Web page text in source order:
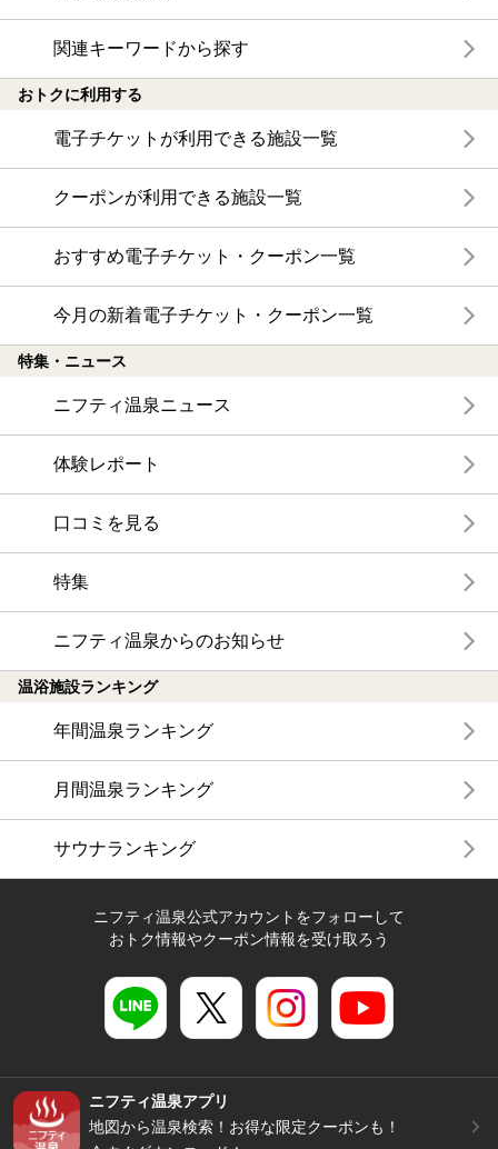
関連キーワードから探す
おトクに利用する
電子チケットが利用できる施設一覧
クーポンが利用できる施設一覧
おすすめ電子チケット・クーポン一覧
今月の新着電子チケット・クーポン一覧
特集・ニュース
ニフティ温泉ニュース
体験レポート
口コミを見る
特集
ニフティ温泉からのお知らせ
温浴施設ランキング
年間温泉ランキング
月間温泉ランキング
サウナランキング
ニフティ温泉公式アカウントをフォローして
おトク情報やクーポン情報を受け取ろう
ニフティ温泉アプリ
地図から温泉検索！お得な限定クーポンも！